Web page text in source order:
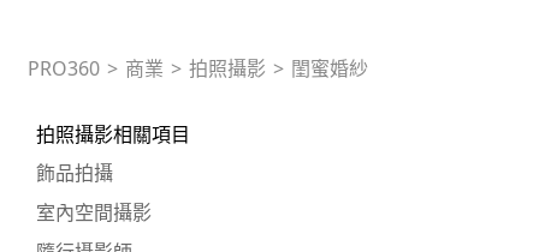
PRO360 > 商業 > 拍照攝影 > 閨蜜婚紗
拍照攝影相關項目
飾品拍攝
室內空間攝影